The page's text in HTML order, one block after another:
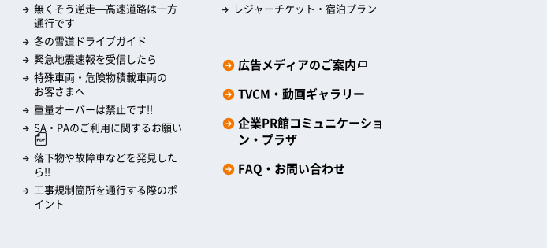
無くそう逆走―高速道路は一方
通行です―
冬の雪道ドライブガイド
緊急地震速報を受信したら
特殊車両・危険物積載車両の
お客さまへ
重量オーバーは禁止です!!
SA・PAのご利用に関するお願い
落下物や故障車などを発見した
ら!!
工事規制箇所を通行する際のポ
イント
レジャーチケット・宿泊プラン
広告メディアのご案内
TVCM・動画ギャラリー
企業PR館コミュニケーショ
ン・プラザ
FAQ・お問い合わせ